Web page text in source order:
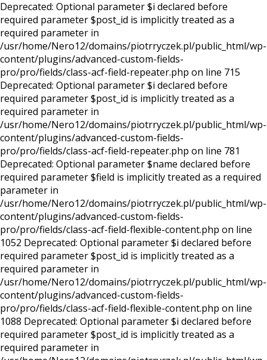
Deprecated: Optional parameter $i declared before
required parameter $post_id is implicitly treated as a
required parameter in
/usr/home/Nero12/domains/piotrryczek.pl/public_html/wp-
content/plugins/advanced-custom-fields-
pro/pro/fields/class-acf-field-repeater.php on line 715
Deprecated: Optional parameter $i declared before
required parameter $post_id is implicitly treated as a
required parameter in
/usr/home/Nero12/domains/piotrryczek.pl/public_html/wp-
content/plugins/advanced-custom-fields-
pro/pro/fields/class-acf-field-repeater.php on line 781
Deprecated: Optional parameter $name declared before
required parameter $field is implicitly treated as a required
parameter in
/usr/home/Nero12/domains/piotrryczek.pl/public_html/wp-
content/plugins/advanced-custom-fields-
pro/pro/fields/class-acf-field-flexible-content.php on line
1052 Deprecated: Optional parameter $i declared before
required parameter $post_id is implicitly treated as a
required parameter in
/usr/home/Nero12/domains/piotrryczek.pl/public_html/wp-
content/plugins/advanced-custom-fields-
pro/pro/fields/class-acf-field-flexible-content.php on line
1088 Deprecated: Optional parameter $i declared before
required parameter $post_id is implicitly treated as a
required parameter in